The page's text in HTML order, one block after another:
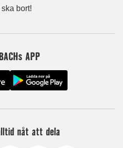
bort!
APP
nåt att dela